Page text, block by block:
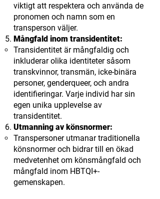
viktigt att respektera och använda de
pronomen och namn som en
transperson väljer.
Mångfald inom transidentitet:
Transidentitet är mångfaldig och
inkluderar olika identiteter såsom
transkvinnor, transmän, icke-binära
personer, genderqueer, och andra
identifieringar. Varje individ har sin
egen unika upplevelse av
transidentitet.
Utmanning av könsnormer:
Transpersoner utmanar traditionella
könsnormer och bidrar till en ökad
medvetenhet om könsmångfald och
mångfald inom HBTQI+-
gemenskapen.